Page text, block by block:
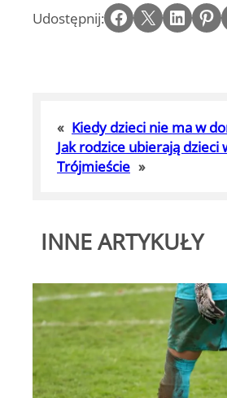
Udostępnij: Share on Facebook Email this Page Share on LinkedIn Share on Pinterest
« Kiedy dzieci nie ma w
Jak rodzice ubierają dzieci
Trójmieście »
INNE ARTYKUŁY